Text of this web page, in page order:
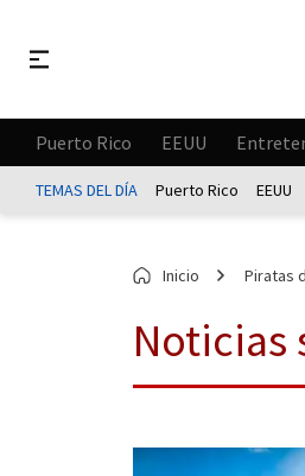
Puerto Rico EEUU
TEMAS DEL DÍA Puerto Rico EEUU
Inicio Piratas
Noticias